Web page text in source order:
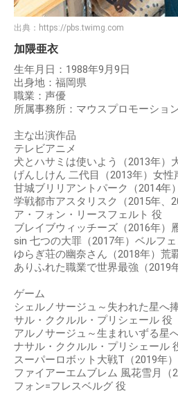
出典： https://pbs.twimg.com
加隈亜衣
生年月日：1988年9月9日
出身地：福岡県
職業：声優
所属事務所：マウスプロモーショ
主な出演作品
テレビアニメ
犬とハサミは使いよう（2013年）
げんしけん 二代目（2013年）女
甘城ブリリアントパーク（2014年
学戦都市アスタリスク（2015年、
ア・フォン・リースフェルト 役
ブレイブウィッチーズ（2016年）
sin 七つの大罪（2017年）ベルフ
ゆらぎ荘の幽奈さん（2018年）荒
ありふれた職業で世界最強（2019
ゲーム
シェルノサージュ～失われた星へ
サル・ククルル・プリシェール 役
アルノサージュ～生まれいずる星
ナサル・ククルル・プリシェール
スーパーロボット大戦T（2019年
ファイアーエムブレム 風花雪月（
フォン=フレスベルグ 役